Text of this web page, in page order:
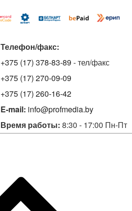
Телефон/факс:
+375 (17) 378-83-89 - тел/факс
+375 (17) 270-09-09
+375 (17) 260-16-42
E-mail: info@profmedia.by
Время работы: 8:30 - 17:00 Пн-Пт